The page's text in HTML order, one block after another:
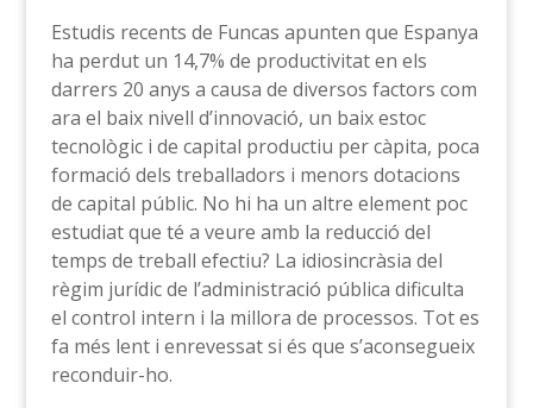
Estudis recents de Funcas apunten que Espanya
ha perdut un 14,7% de productivitat en els
darrers 20 anys a causa de diversos factors com
ara el baix nivell d’innovació, un baix estoc
tecnològic i de capital productiu per càpita, poca
formació dels treballadors i menors dotacions
de capital públic. No hi ha un altre element poc
estudiat que té a veure amb la reducció del
temps de treball efectiu? La idiosincràsia del
règim jurídic de l’administració pública dificulta
el control intern i la millora de processos. Tot es
fa més lent i enrevessat si és que s’aconsegueix
reconduir-ho.